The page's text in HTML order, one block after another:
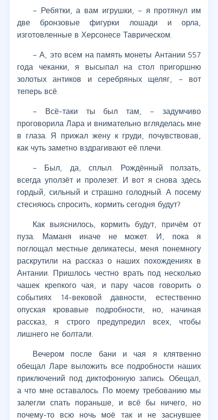
– Ребятки, а вам игрушки, – я протянул им
две бронзовые фигурки лошади и орла,
изготовленные в Херсонесе Таврическом.
– А, это всем на память монеты Антании 557
года чеканки, я высыпал на стол пригоршню
золотых антиков и серебряных щеляг, – вот
теперь всё.
– Всё-таки ты был там, – задумчиво
проговорила Лара и внимательно вгляделась мне
в глаза. Я прижал жену к груди, почувствовав,
как чуть заметно вздрагивают её плечи.
– Был, да, сплыл. Рождённый ползать,
всегда уползёт и пролезет. И вот я снова здесь
гордый, сильный и страшно голодный. А посему
стесняюсь спросить, кормить сегодня будут?
Как выяснилось, кормить будут, причём от
пуза. Маманя иначе не может. И, пока я
поглощал местные деликатесы, меня понемногу
раскрутили на рассказ о наших похождениях в
Антании. Пришлось честно врать под несколько
чашек крепкого чая, и пару часов говорить о
событиях 14-вековой давности, естественно
опуская кровавые подробности, но, начиная
рассказ, я строго предупредил всех, чтобы
лишнего не болтали.
Вечером после бани и чая я клятвенно
обещал Ларе выложить все подробности наших
приключений под диктофонную запись. Обещал,
а что мне оставалось. По моему требованию мы
залегли спать пораньше, и всё бы ничего, но
почему-то всю ночь моё так и не заснувшее